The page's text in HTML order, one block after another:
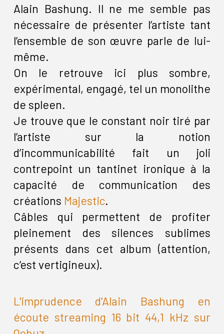
Alain Bashung. Il ne me semble pas
nécessaire de présenter l’artiste tant
l’ensemble de son œuvre parle de lui-
même.
On le retrouve ici plus sombre,
expérimental, engagé, tel un monolithe
de spleen.
Je trouve que le constant noir tiré par
l’artiste sur la notion
d’incommunicabilité fait un joli
contrepoint un tantinet ironique à la
capacité de communication des
créations Majestic.
Câbles qui permettent de profiter
pleinement des silences sublimes
présents dans cet album (attention,
c’est vertigineux).
L'imprudence d'Alain Bashung en
écoute streaming 16 bit 44,1 kHz sur